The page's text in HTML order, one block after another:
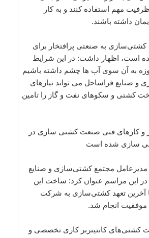
مهم استفاده کنند و به کار
داشته باشند.
کشتی‌سازی به صنعتی پرافتخار برای
است، اظهار داشت: در این شرایط
حوزه به آن سوی آب ها چشم داشته باشیم
و صنایع فراساحل می تواند نیازهای
کشتی و سکوهای نفت و گاز را تامین
و کارهای فنی صنعت کشتی سازی در
سازی شده است
مدیرعامل مجتمع کشتی‌سازی و صنایع
در این مراسم عنوان کرد: ساخت این
آخرین تعهد کشتی‌سازی به شرکت
موفقیت انجام شد.
کشتی‌های کانتینربر کاری تخصصی و